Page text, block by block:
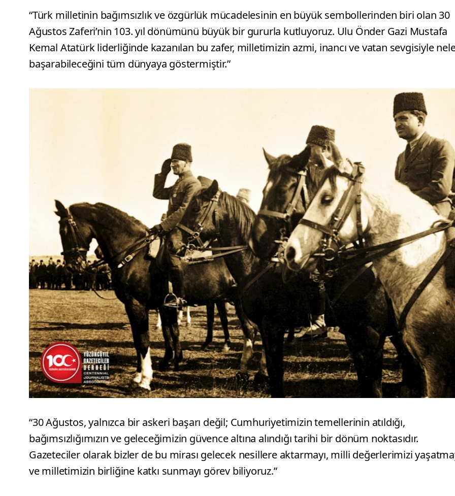
“Türk milletinin bağımsızlık ve özgürlük mücadelesinin en büyük sembollerinden biri olan 30
Ağustos Zaferi’nin 103. yıl dönümünü büyük bir gururla kutluyoruz. Ulu Önder Gazi Mustafa
Kemal Atatürk liderliğinde kazanılan bu zafer, milletimizin azmi, inancı ve vatan sevgisiyle
başarabileceğini tüm dünyaya göstermiştir.”
“30 Ağustos, yalnızca bir askeri başarı değil; Cumhuriyetimizin temellerinin atıldığı,
bağımsızlığımızın ve geleceğimizin güvence altına alındığı tarihi bir dönüm noktasıdır.
Gazeteciler olarak bizler de bu mirası gelecek nesillere aktarmayı, milli değerlerimizi
ve milletimizin birliğine katkı sunmayı görev biliyoruz.”